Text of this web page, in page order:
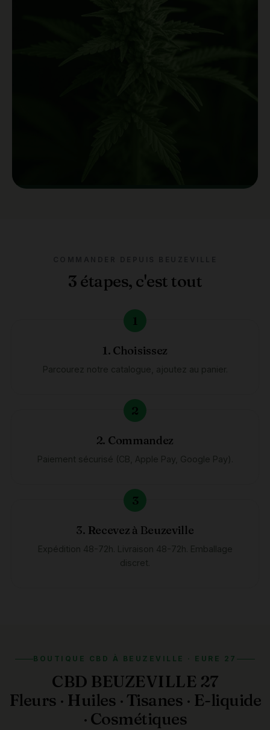
3 étapes, c'est tout
1. Choisissez
Parcourez notre catalogue, ajoutez au panier.
2. Commandez
Paiement sécurisé (CB, Apple Pay, Google Pay).
3. Recevez à Beuzeville
Expédition 48-72h. Livraison 48-72h. Emballage
discret.
BOUTIQUE CBD À BEUZEVILLE · EURE 27
CBD BEUZEVILLE 27
Fleurs · Huiles · Tisanes · E-liquide
· Cosmétiques